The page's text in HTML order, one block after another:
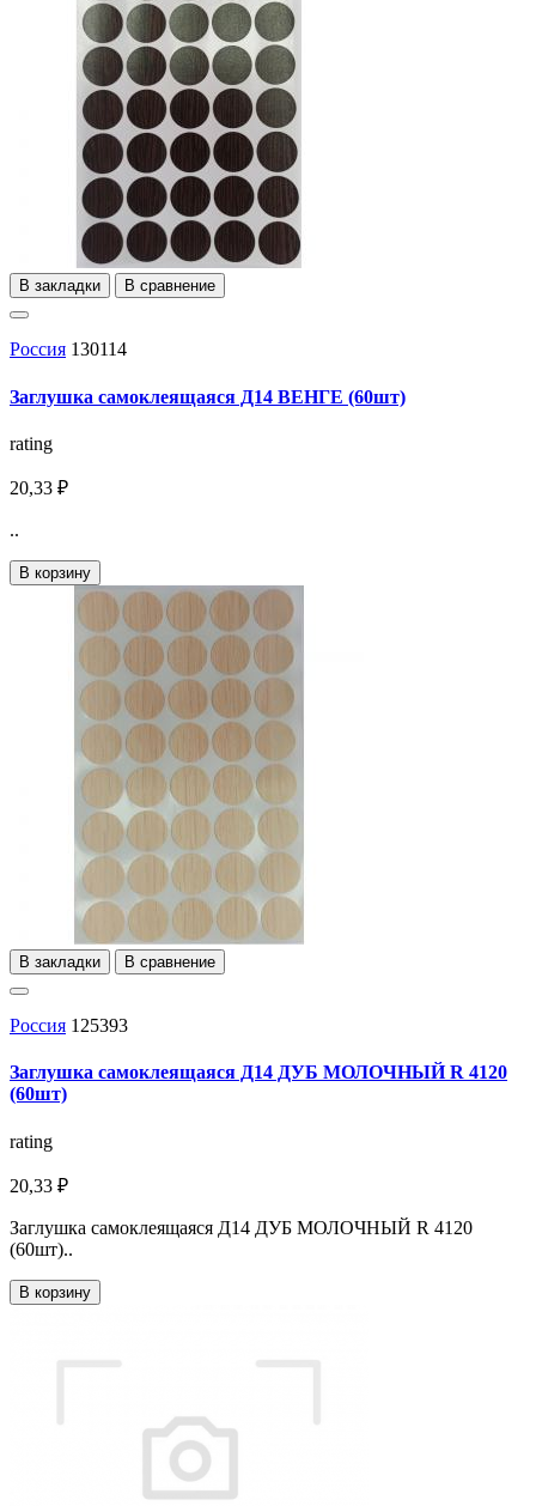
В закладки В сравнение
Россия 130114
Заглушка самоклеящаяся Д14 ВЕНГЕ (60шт)
rating
20,33 ₽
..
В корзину
В закладки В сравнение
Россия 125393
Заглушка самоклеящаяся Д14 ДУБ МОЛОЧНЫЙ R 4120
(60шт)
rating
20,33 ₽
Заглушка самоклеящаяся Д14 ДУБ МОЛОЧНЫЙ R 4120
(60шт)..
В корзину